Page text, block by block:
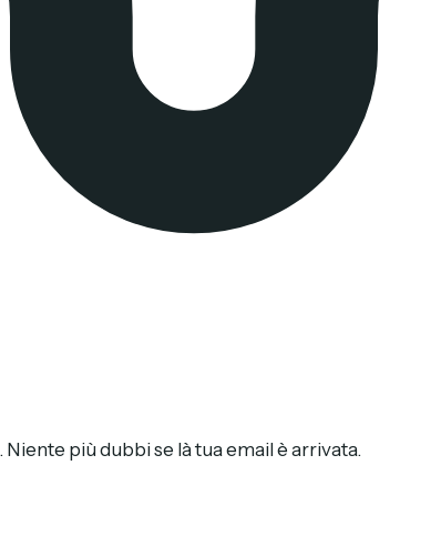
più dubbi se là tua email è arrivata.